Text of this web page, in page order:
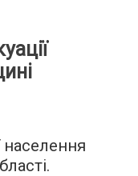
населення